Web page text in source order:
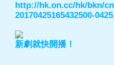
http://hk.on.cc/hk/bkn/
20170425165432500-
新劇就快開播！